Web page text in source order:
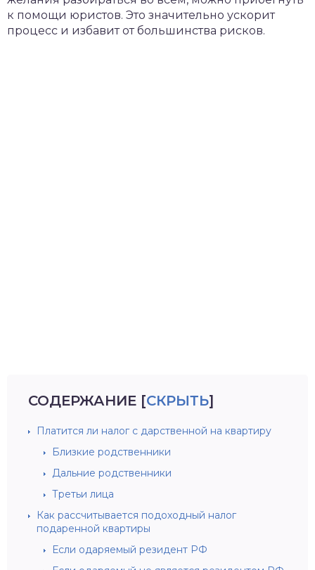
к помощи юристов. Это значительно ускорит
процесс и избавит от большинства рисков.
СОДЕРЖАНИЕ [СКРЫТЬ]
Платится ли налог с дарственной на квартиру
Близкие родственники
Дальние родственники
Третьи лица
Как рассчитывается подоходный налог
подаренной квартиры
Если одаряемый резидент РФ